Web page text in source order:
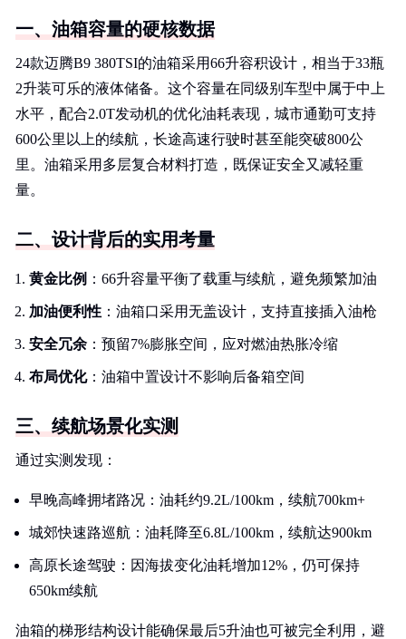
一、油箱容量的硬核数据
24款迈腾B9 380TSI的油箱采用66升容积设计，相当于33瓶
2升装可乐的液体储备。这个容量在同级别车型中属于中上
水平，配合2.0T发动机的优化油耗表现，城市通勤可支持
600公里以上的续航，长途高速行驶时甚至能突破800公
里。油箱采用多层复合材料打造，既保证安全又减轻重
量。
二、设计背后的实用考量
黄金比例 ：66升容量平衡了载重与续航，避免频繁加油
加油便利性 ：油箱口采用无盖设计，支持直接插入油枪
安全冗余 ：预留7%膨胀空间，应对燃油热胀冷缩
布局优化：油箱中置设计不影响后备箱空间
三、续航场景化实测
通过实测发现：
早晚高峰拥堵路况：油耗约9.2L/100km，续航700km+
城郊快速路巡航：油耗降至6.8L/100km，续航达900km
高原长途驾驶：因海拔变化油耗增加12%，仍可保持
650km续航
油箱的梯形结构设计能确保最后5升油也可被完全利用，避